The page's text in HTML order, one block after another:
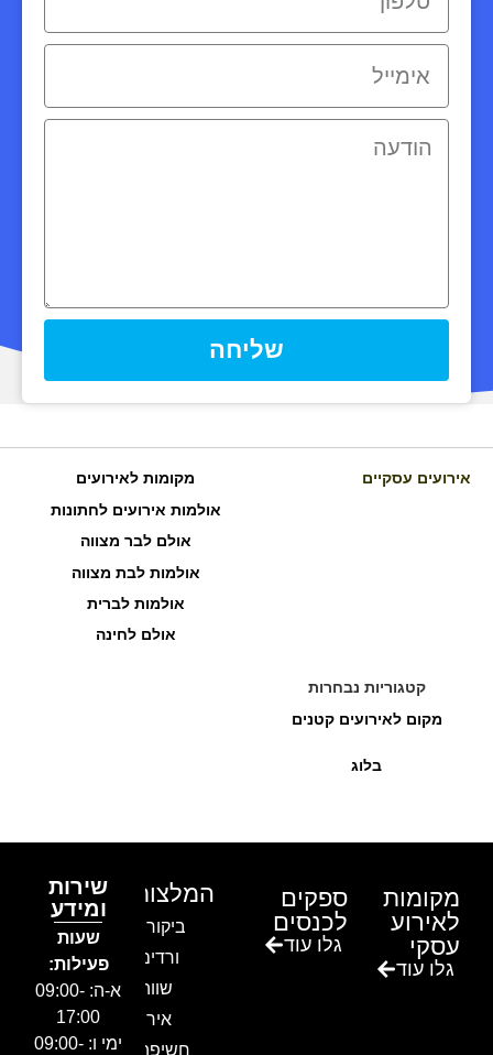
שליחה
אירועים עסקיים
מקומות לאירועים
אולמות אירועים לחתונות
אולם לבר מצווה
אולמות לבת מצווה
אולמות לברית
אולם לחינה
קטגוריות נבחרות
מקום לאירועים קטנים
בלוג
מקומות
לאירוע
עסקי
גלו עוד
ספקים
לכנסים
גלו עוד
המלצות
ביקור בגן
ורדים –
שווה!!
אירוע
חשיפה- זיו
שירות
ומידע
שעות
פעילות:
א-ה: 09:00-
17:00
ימי ו: 09:00-